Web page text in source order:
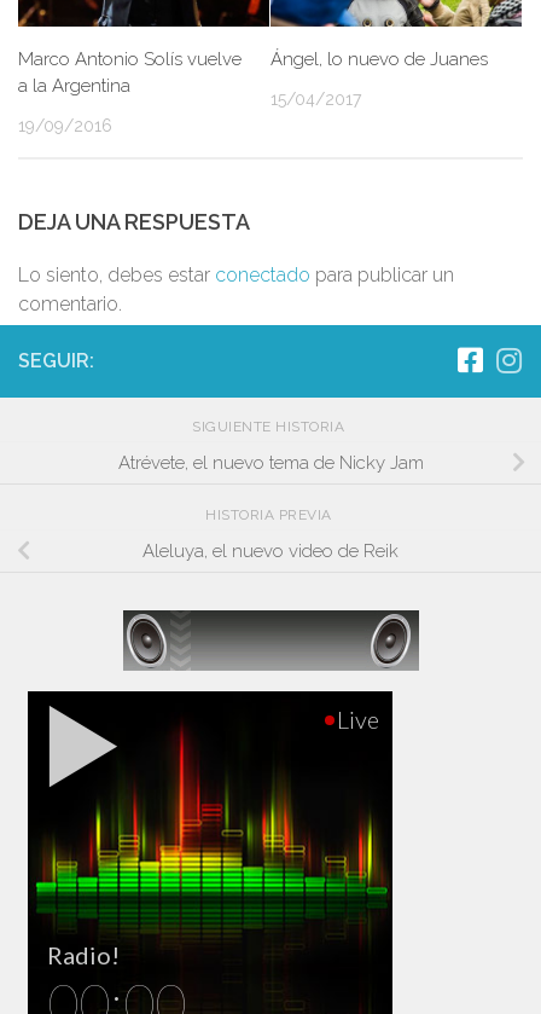
Marco Antonio Solís vuelve
a la Argentina
19/09/2016
Ángel, lo nuevo de Juanes
15/04/2017
DEJA UNA RESPUESTA
Lo siento, debes estar conectado para publicar un
comentario.
SEGUIR:
SIGUIENTE HISTORIA
Atrévete, el nuevo tema de Nicky Jam
HISTORIA PREVIA
Aleluya, el nuevo video de Reik